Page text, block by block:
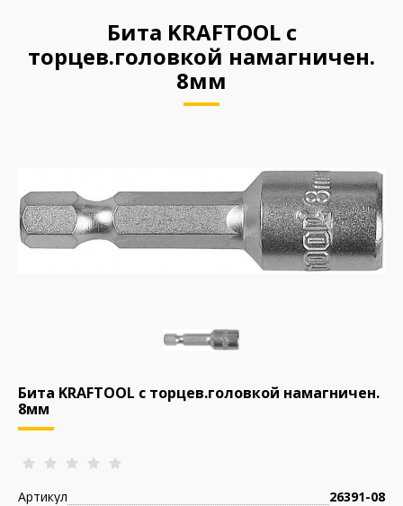
Бита KRAFTOOL c
торцев.головкой намагничен.
8мм
Бита KRAFTOOL c торцев.головкой намагничен.
8мм
Артикул 26391-08